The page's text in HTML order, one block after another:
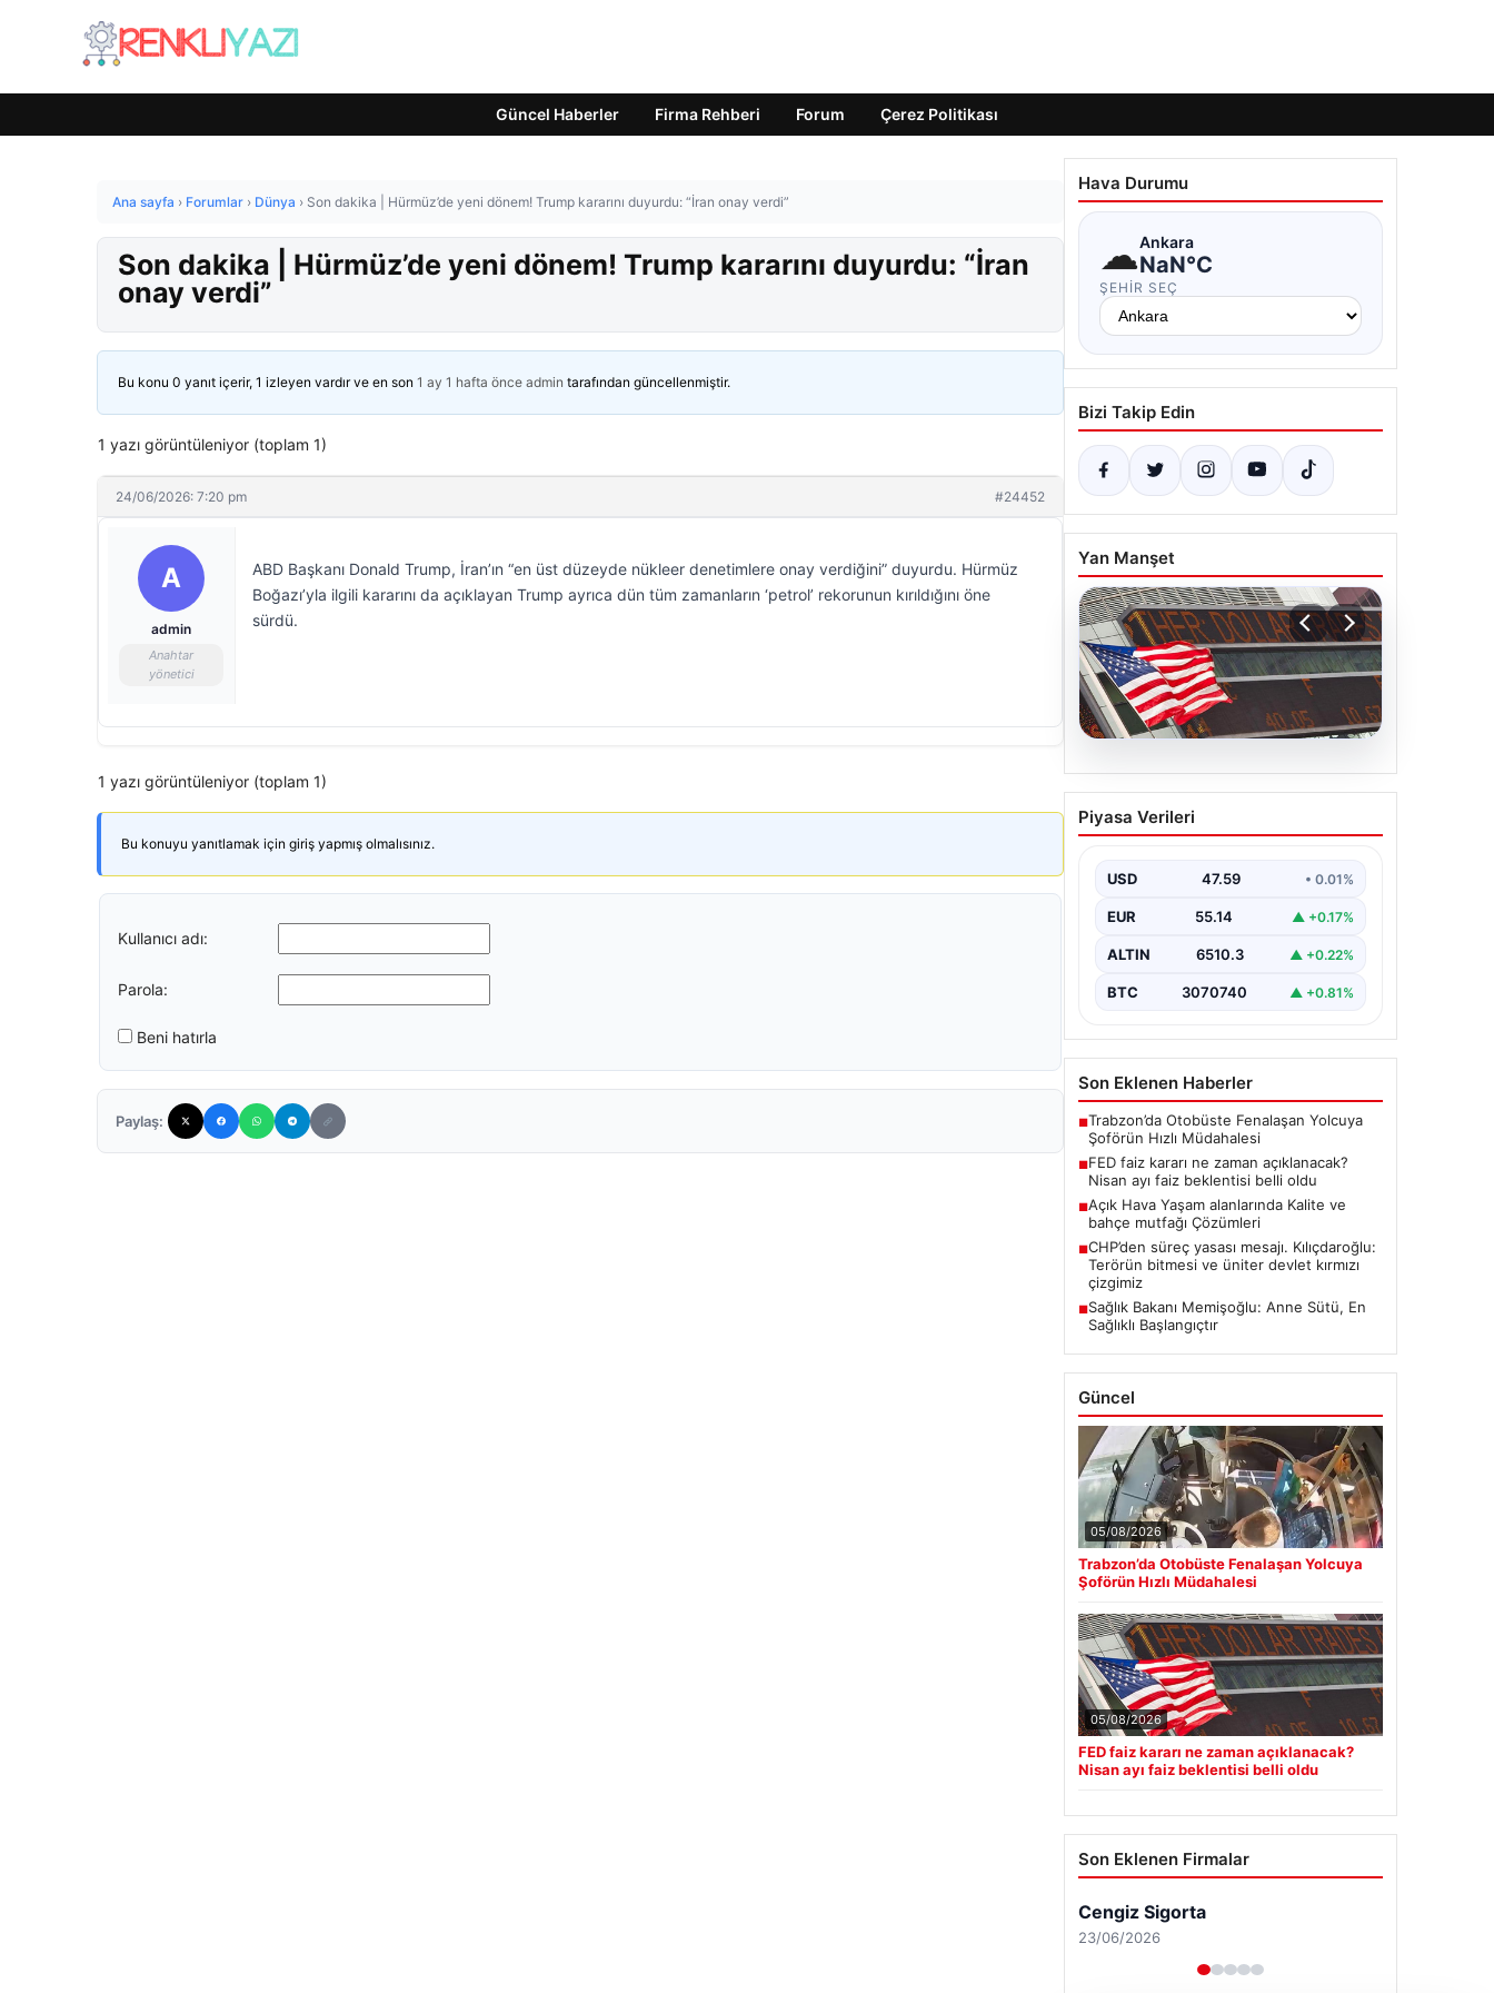
Güncel Haberler Firma Rehberi Forum Çerez Politikası
Ana sayfa › Forumlar › Dünya › Son dakika | Hürmüz’de yeni dönem! Trump kararını duyurdu: “İran onay verdi”
Son dakika | Hürmüz’de yeni dönem! Trump kararını duyurdu: “İran
onay verdi”
Bu konu 0 yanıt içerir, 1 izleyen vardır ve en son 1 ay 1 hafta önce admin tarafından güncellenmiştir.
1 yazı görüntüleniyor (toplam 1)
24/06/2026: 7:20 pm #24452
A
admin
Anahtar
yönetici
ABD Başkanı Donald Trump, İran’ın “en üst düzeyde nükleer denetimlere onay verdiğini” duyurdu. Hürmüz
Boğazı’yla ilgili kararını da açıklayan Trump ayrıca dün tüm zamanların ‘petrol’ rekorunun kırıldığını öne
sürdü.
1 yazı görüntüleniyor (toplam 1)
Bu konuyu yanıtlamak için giriş yapmış olmalısınız.
Kullanıcı adı:
Parola:
Beni hatırla
Paylaş:
Hava Durumu
☁Ankara
NaN°C
ŞEHIR SEÇ
Bizi Takip Edin
Yan Manşet
05.08.2026
FED faiz kararı ne zaman
açıklanacak? Nisan ayı
Piyasa Verileri
USD 47.59 • 0.01%
EUR 55.14 ▲ +0.17%
ALTIN 6510.3 ▲ +0.22%
BTC 3070740 ▲ +0.81%
Son Eklenen Haberler
■Trabzon’da Otobüste Fenalaşan Yolcuya
Şoförün Hızlı Müdahalesi
■FED faiz kararı ne zaman açıklanacak?
Nisan ayı faiz beklentisi belli oldu
■Açık Hava Yaşam alanlarında Kalite ve
bahçe mutfağı Çözümleri
■CHP’den süreç yasası mesajı. Kılıçdaroğlu:
Terörün bitmesi ve üniter devlet kırmızı
çizgimiz
■Sağlık Bakanı Memişoğlu: Anne Sütü, En
Sağlıklı Başlangıçtır
Güncel
05/08/2026
Trabzon’da Otobüste Fenalaşan Yolcuya
Şoförün Hızlı Müdahalesi
05/08/2026
FED faiz kararı ne zaman açıklanacak?
Nisan ayı faiz beklentisi belli oldu
Son Eklenen Firmalar
Cengiz Sigorta
23/06/2026